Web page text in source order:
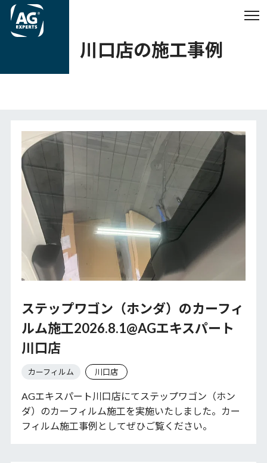
川口店の施工事例
ステップワゴン（ホンダ）のカーフィ
ルム施工2026.8.1@AGエキスパート
川口店
カーフィルム 川口店
AGエキスパート川口店にてステップワゴン（ホン
ダ）のカーフィルム施工を実施いたしました。カー
フィルム施工事例としてぜひご覧ください。